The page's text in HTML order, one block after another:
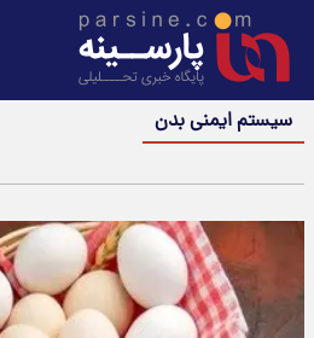
سیستم ایمنی بدن